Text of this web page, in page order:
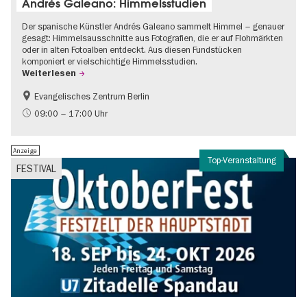
Der spanische Künstler Andrés Galeano sammelt Himmel – genauer
gesagt: Himmelsausschnitte aus Fotografien, die er auf Flohmärkten
oder in alten Fotoalben entdeckt. Aus diesen Fundstücken
komponiert er vielschichtige Himmelsstudien.
Weiterlesen
Gratis
Evangelisches Zentrum Berlin
09:00 – 17:00 Uhr
Top-Veranstaltung
FESTIVAL
Anzeige